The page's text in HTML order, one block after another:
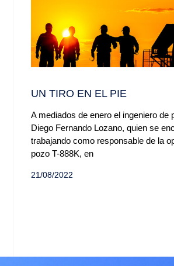
UN TIRO EN EL PIE
A mediados de enero el ingeniero de
Diego Fernando Lozano, quien se
trabajando como responsable de la
pozo T-888K, en
21/08/2022